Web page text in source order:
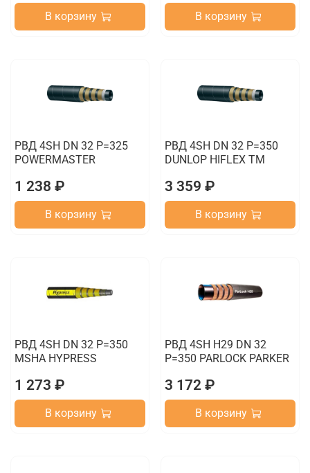
В корзину В корзину
РВД 4SH DN 32 P=325
POWERMASTER
1 238 ₽
В корзину
РВД 4SH DN 32 P=350
DUNLOP HIFLEX TM
3 359 ₽
В корзину
РВД 4SH DN 32 P=350
MSHA HYPRESS
1 273 ₽
В корзину
РВД 4SH H29 DN 32
P=350 PARLOCK PARKER
3 172 ₽
В корзину